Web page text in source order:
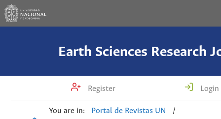
Earth Sciences Research
Register Login
You are in: Portal de Revistas UN
/